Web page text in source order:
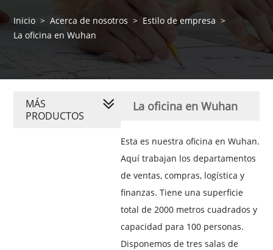
Inicio > Acerca de nosotros > Estilo de empresa >
La oficina en Wuhan
La oficina en Wuhan
Esta es nuestra oficina en Wuhan.
Aquí trabajan los departamentos
de ventas, compras, logística y
finanzas. Tiene una superficie
total de 2000 metros cuadrados y
capacidad para 100 personas.
Disponemos de tres salas de
MÁS
PRODUCTOS